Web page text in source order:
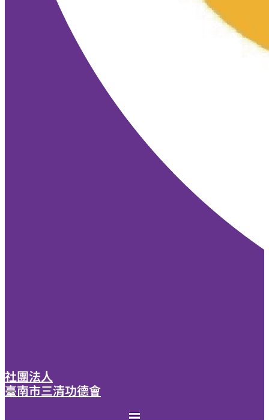
社團法人
臺南市三清功德會